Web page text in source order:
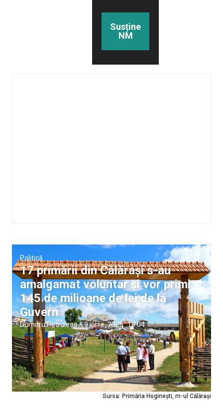
Susține
NM
Sursa: Primăria Hoginești, rn-ul Călărași
Politică
17 primării din Călărași s-au
amalgamat voluntar și vor primi
145 de milioane de lei de la
Guvern
Dumitru Petruleac |9 iunie, 2026 18:04